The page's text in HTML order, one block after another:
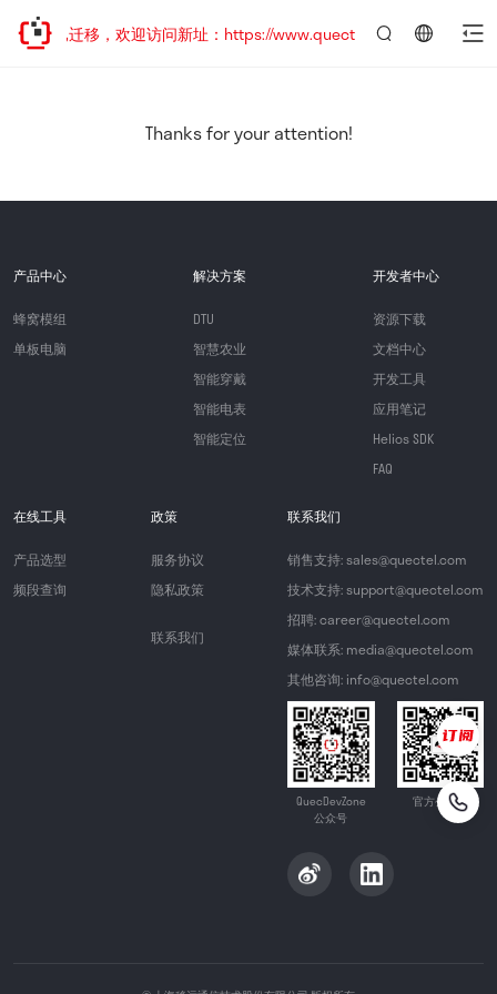
地址已迁移，欢迎访问新址：https://www.quectel.com.cn
Thanks for your attention!
产品中心
蜂窝模组
单板电脑
解决方案
DTU
智慧农业
智能穿戴
智能电表
智能定位
开发者中心
资源下载
文档中心
开发工具
应用笔记
Helios SDK
FAQ
在线工具
产品选型
频段查询
政策
服务协议
隐私政策
联系我们
联系我们
销售支持: sales@quectel.com
技术支持: support@quectel.com
招聘: career@quectel.com
媒体联系: media@quectel.com
其他咨询: info@quectel.com
QuecDevZone
公众号
官方公众号